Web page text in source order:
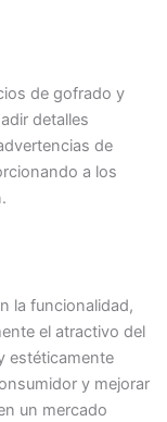
de gofrado y
detalles
de
a los
la funcionalidad,
el atractivo del
estéticamente
y mejorar
un mercado